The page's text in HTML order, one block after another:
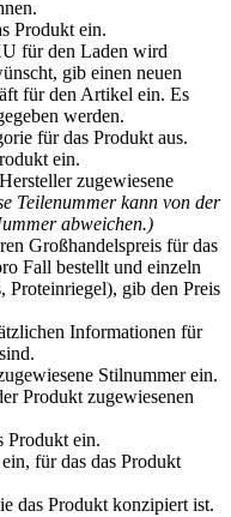
.
Produkt ein.
für den Laden wird
ünscht, gib einen neuen
äft für denArtikel ein. Es
werden.
für das Produkt aus.
ein.
Hersteller zugewiesene
Teilenummer kann von der
abweichen.)
Großhandelspreis für das
Fall bestellt und einzeln
, Proteinriegel), gib den Preis
tzlichen Informationen für
sind.
Stilnummer ein.
Produkt zugewiesenen
Produkt ein.
ein, für das das Produkt
das Produkt konzipiert ist.